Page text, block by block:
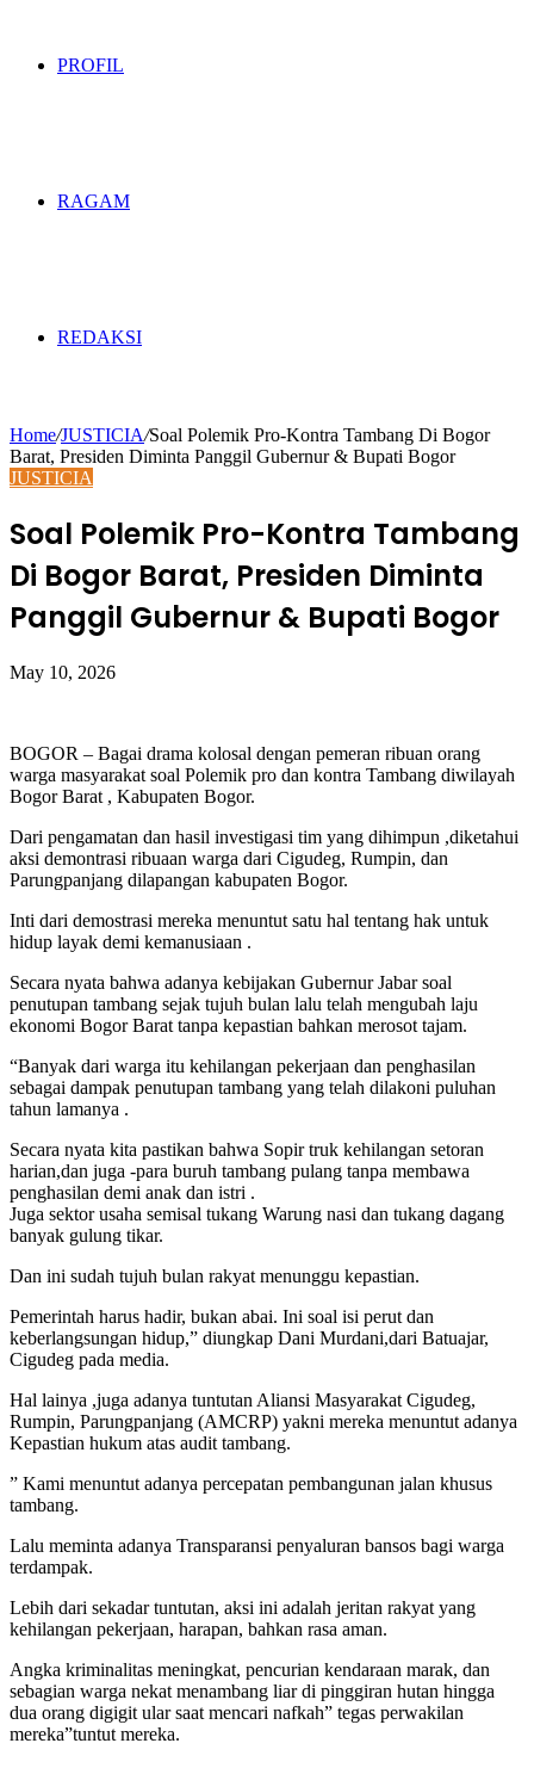
PROFIL
RAGAM
REDAKSI
Home/JUSTICIA/Soal Polemik Pro-Kontra Tambang Di Bogor
Barat, Presiden Diminta Panggil Gubernur & Bupati Bogor
JUSTICIA
Soal Polemik Pro-Kontra Tambang
Di Bogor Barat, Presiden Diminta
Panggil Gubernur & Bupati Bogor
May 10, 2026
BOGOR – Bagai drama kolosal dengan pemeran ribuan orang
warga masyarakat soal Polemik pro dan kontra Tambang diwilayah
Bogor Barat , Kabupaten Bogor.
Dari pengamatan dan hasil investigasi tim yang dihimpun ,diketahui
aksi demontrasi ribuaan warga dari Cigudeg, Rumpin, dan
Parungpanjang dilapangan kabupaten Bogor.
Inti dari demostrasi mereka menuntut satu hal tentang hak untuk
hidup layak demi kemanusiaan .
Secara nyata bahwa adanya kebijakan Gubernur Jabar soal
penutupan tambang sejak tujuh bulan lalu telah mengubah laju
ekonomi Bogor Barat tanpa kepastian bahkan merosot tajam.
“Banyak dari warga itu kehilangan pekerjaan dan penghasilan
sebagai dampak penutupan tambang yang telah dilakoni puluhan
tahun lamanya .
Secara nyata kita pastikan bahwa Sopir truk kehilangan setoran
harian,dan juga -para buruh tambang pulang tanpa membawa
penghasilan demi anak dan istri .
Juga sektor usaha semisal tukang Warung nasi dan tukang dagang
banyak gulung tikar.
Dan ini sudah tujuh bulan rakyat menunggu kepastian.
Pemerintah harus hadir, bukan abai. Ini soal isi perut dan
keberlangsungan hidup,” diungkap Dani Murdani,dari Batuajar,
Cigudeg pada media.
Hal lainya ,juga adanya tuntutan Aliansi Masyarakat Cigudeg,
Rumpin, Parungpanjang (AMCRP) yakni mereka menuntut adanya
Kepastian hukum atas audit tambang.
” Kami menuntut adanya percepatan pembangunan jalan khusus
tambang.
Lalu meminta adanya Transparansi penyaluran bansos bagi warga
terdampak.
Lebih dari sekadar tuntutan, aksi ini adalah jeritan rakyat yang
kehilangan pekerjaan, harapan, bahkan rasa aman.
Angka kriminalitas meningkat, pencurian kendaraan marak, dan
sebagian warga nekat menambang liar di pinggiran hutan hingga
dua orang digigit ular saat mencari nafkah” tegas perwakilan
mereka”tuntut mereka.